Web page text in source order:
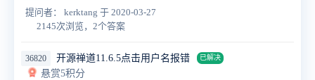
提问者： kerktang 于 2020-03-27
2145次浏览，2个答案
36820 开源禅道11.6.5点击用户名报错 已解决
悬赏5积分